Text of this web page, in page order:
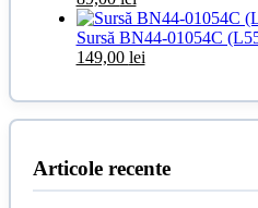
inițial
a
fost:
curent
este:
89,00 lei.
Sursă BN44-01054C
Prețul
fost:
149,00 leiPrețul
149,00 lei.
Articole recente